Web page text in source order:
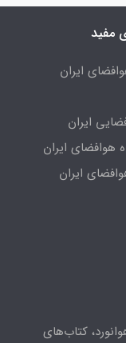
مفید
ایران
ایران
هوافضای ایران
ایران
کتاب‌های